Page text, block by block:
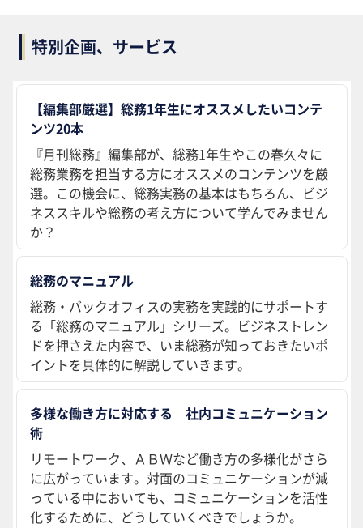
特別企画、サービス
【編集部厳選】総務1年生にオススメしたいコンテ
ンツ20本
『月刊総務』編集部が、総務1年生やこの春久々に
総務業務を担当する方にオススメのコンテンツを厳
選。この機会に、総務実務の基本はもちろん、ビジ
ネススキルや総務の考え方について学んでみません
か？
総務のマニュアル
総務・バックオフィスの実務を実践的にサポートす
る「総務のマニュアル」シリーズ。ビジネストレン
ドを押さえた内容で、いま総務が知っておきたいポ
イントを具体的に解説していきます。
多様な働き方に対応する 社内コミュニケーション
術
リモートワーク、ＡＢＷなど働き方の多様化がさら
に広がっています。対面のコミュニケーションが減
っている中においても、コミュニケーションを活性
化するために、どうしていくべきでしょうか。